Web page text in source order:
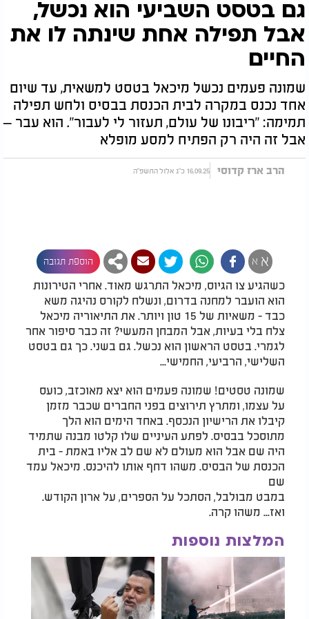
גם בטסט השביעי הוא נכשל,
אבל תפילה אחת שינתה לו את
החיים
שמונה פעמים נכשל מיכאל בטסט למשאית, עד שיום
אחד נכנס במקרה לבית הכנסת בבסיס ולחש תפילה
תמימה: "ריבונו של עולם, תעזור לי לעבור". הוא עבר –
אבל זה היה רק הפתיח למסע מופלא
הרב ארז קדוסי 16.09.25 כ"ג אלול התשפ"ה
א א הוספת תגובה
כשהגיע צו הגיוס, מיכאל התרגש מאוד. אחרי הטירונות
הוא הועבר למחנה בדרום, ונשלח לקורס נהיגה משא
כבד - משאיות של 15 טון ויותר. את התיאוריה מיכאל
צלח בלי בעיות, אבל המבחן המעשי? זה כבר סיפור אחר
לגמרי. בטסט הראשון הוא נכשל. גם בשני. כך גם בטסט
השלישי, הרביעי, החמישי...
שמונה טסטים! שמונה פעמים הוא יצא מאוכזב, כועס
על עצמו, ומתרץ תירוצים בפני החברים שכבר מזמן
קיבלו את הרישיון הנכסף. באחד הימים הוא הלך
מתוסכל בבסיס. לפתע העיניים שלו קלטו מבנה שתמיד
היה שם אבל הוא מעולם לא שם לב אליו באמת - בית
הכנסת של הבסיס. משהו דחף אותו להיכנס. מיכאל עמד
שם
במבט מבולבל, הסתכל על הספרים, על ארון הקודש.
ואז... משהו קרה.
המלצות נוספות